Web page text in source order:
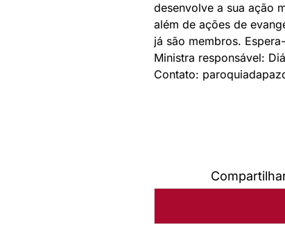
desenvolve a sua ação
além de ações de
já são membros.
Ministra responsável:
Contato: